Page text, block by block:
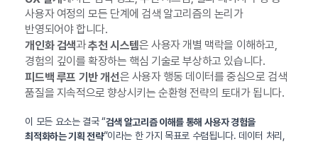
사용자 여정의 모든 단계에 검색 알고리즘의 논리가
반영되어야 합니다.
개인화 검색과추천 시스템은 사용자 개별 맥락을 이해하고,
경험의 깊이를 확장하는 핵심 기술로 부상하고 있습니다.
피드백 루프 기반 개선은 사용자 행동 데이터를 중심으로 검색
품질을 지속적으로 향상시키는 순환형 전략의 토대가 됩니다.
이 모든 요소는 결국 “검색 알고리즘 이해를 통해 사용자 경험을
최적화하는 기획 전략”이라는 한 가지 목표로 수렴됩니다. 데이터 처리,